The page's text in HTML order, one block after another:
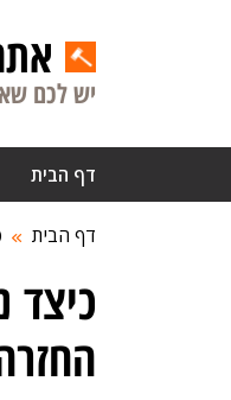
יש לכם
דף הבית
דף הבית
כיצד